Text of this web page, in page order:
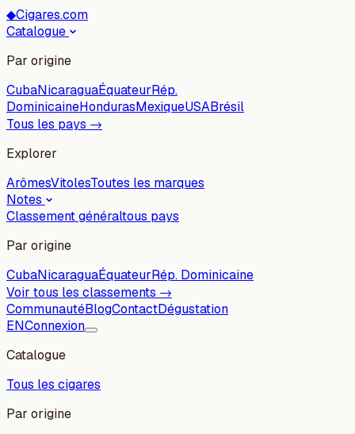
◆Cigares.com
Catalogue
Par origine
CubaNicaraguaÉquateurRép.
DominicaineHondurasMexiqueUSABrésil
Tous les pays →
Explorer
ArômesVitolesToutes les marques
Notes
Classement généraltous pays
Par origine
CubaNicaraguaÉquateurRép. Dominicaine
Voir tous les classements →
CommunautéBlogContactDégustation
ENConnexion
Catalogue
Tous les cigares
Par origine